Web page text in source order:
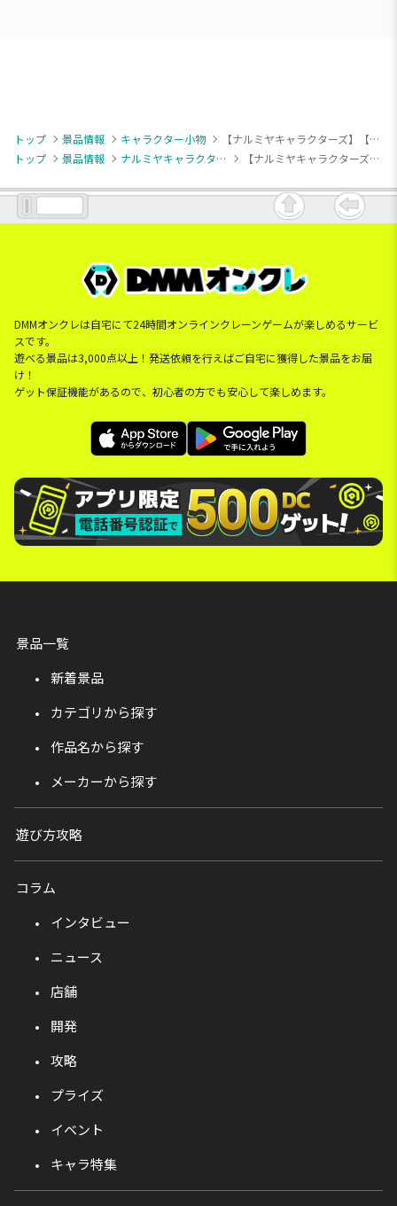
トップ 景品情報 キャラクター小物
【ナルミヤキャラクターズ】【Fミントくん(パジャマ)】ナルミヤキャラクターズ アクリルスタンド
トップ
景品情報 ナルミヤキャラクターズ 【ナルミヤキャラクターズ】【Fミントくん(パジャマ)】ナルミヤキャラクターズ アクリルスタンド
DMMオンクレは自宅にて24時間オンラインクレーンゲームが楽しめるサービ
スです。
遊べる景品は3,000点以上！発送依頼を行えばご自宅に獲得した景品をお届
け！
ゲット保証機能があるので、初心者の方でも安心して楽しめます。
景品一覧
新着景品
カテゴリから探す
作品名から探す
メーカーから探す
遊び方攻略
コラム
インタビュー
ニュース
店舗
開発
攻略
プライズ
イベント
キャラ特集